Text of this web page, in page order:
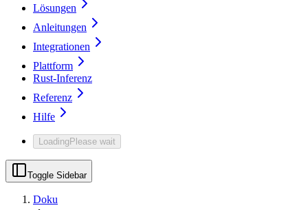
Lösungen
Anleitungen
Integrationen
Plattform
Rust-Inferenz
Referenz
Hilfe
LoadingPlease wait
Toggle Sidebar
Doku